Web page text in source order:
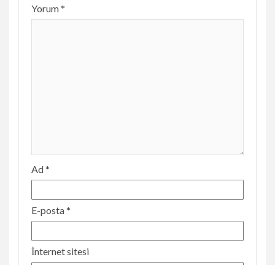
Yorum*
Ad*
E-posta*
İnternet sitesi